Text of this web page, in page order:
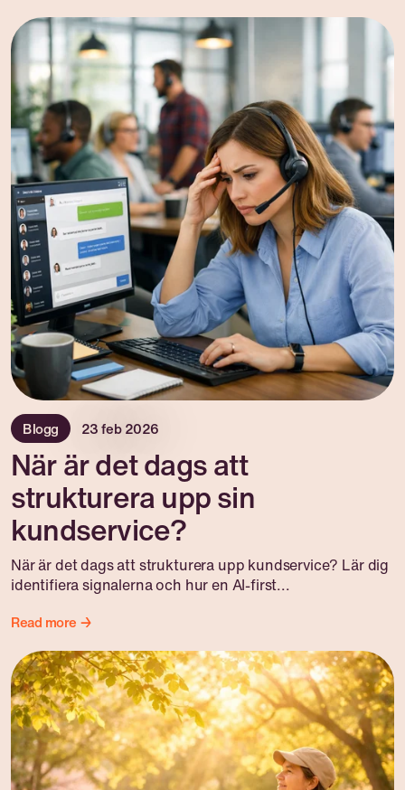
Blogg 23 feb 2026
När är det dags att
strukturera upp sin
kundservice?
När är det dags att strukturera upp kundservice? Lär dig
identifiera signalerna och hur en AI-first...
Read more →